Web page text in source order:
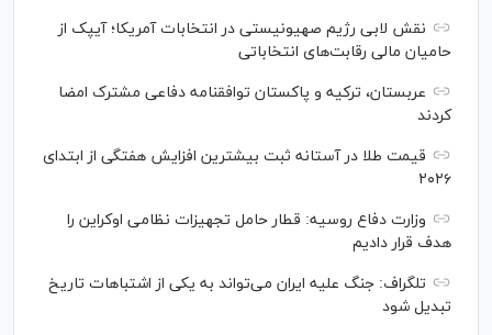
نقش لابی رژیم صهیونیستی در انتخابات آمریکا؛ آیپک از
حامیان مالی رقابت‌های انتخاباتی
عربستان، ترکیه و پاکستان توافقنامه دفاعی مشترک امضا
کردند
قیمت طلا در آستانه ثبت بیشترین افزایش هفتگی از ابتدای
۲۰۲۶
وزارت دفاع روسیه: قطار حامل تجهیزات نظامی اوکراین را
هدف قرار دادیم
تلگراف: جنگ علیه ایران می‌تواند به یکی از اشتباهات تاریخ
تبدیل شود